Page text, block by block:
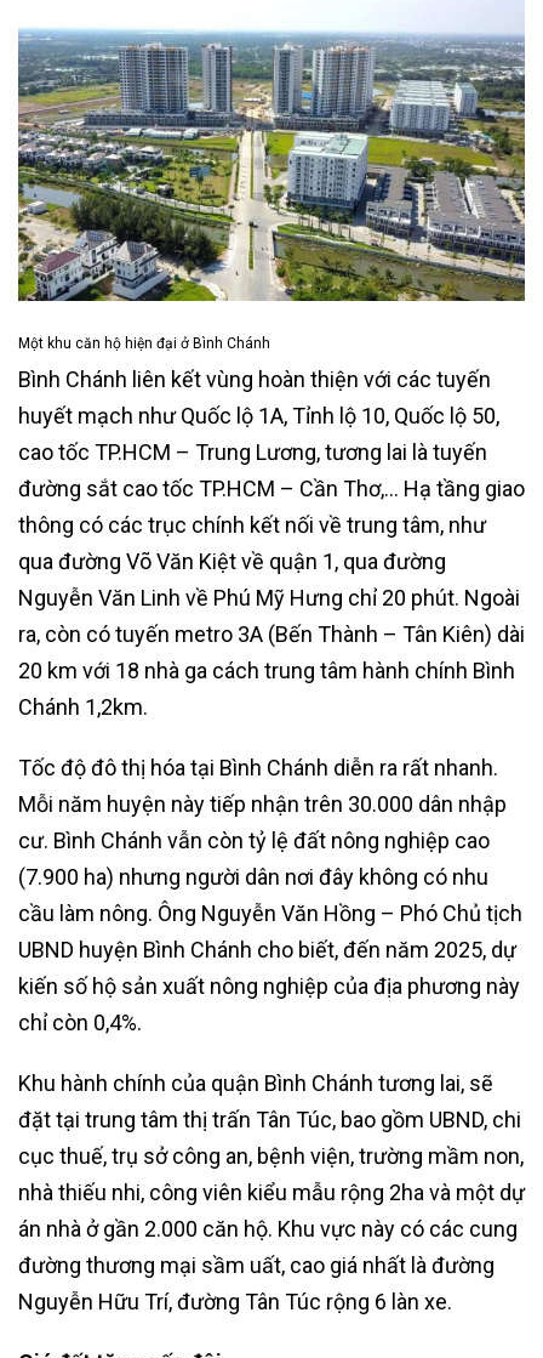
Một khu căn hộ hiện đại ở Bình Chánh
Bình Chánh liên kết vùng hoàn thiện với các tuyến
huyết mạch như Quốc lộ 1A, Tỉnh lộ 10, Quốc lộ 50,
cao tốc TP.HCM – Trung Lương, tương lai là tuyến
đường sắt cao tốc TP.HCM – Cần Thơ,… Hạ tầng giao
thông có các trục chính kết nối về trung tâm, như
qua đường Võ Văn Kiệt về quận 1, qua đường
Nguyễn Văn Linh về Phú Mỹ Hưng chỉ 20 phút. Ngoài
ra, còn có tuyến metro 3A (Bến Thành – Tân Kiên) dài
20 km với 18 nhà ga cách trung tâm hành chính Bình
Chánh 1,2km.
Tốc độ đô thị hóa tại Bình Chánh diễn ra rất nhanh.
Mỗi năm huyện này tiếp nhận trên 30.000 dân nhập
cư. Bình Chánh vẫn còn tỷ lệ đất nông nghiệp cao
(7.900 ha) nhưng người dân nơi đây không có nhu
cầu làm nông. Ông Nguyễn Văn Hồng – Phó Chủ tịch
UBND huyện Bình Chánh cho biết, đến năm 2025, dự
kiến số hộ sản xuất nông nghiệp của địa phương này
chỉ còn 0,4%.
Khu hành chính của quận Bình Chánh tương lai, sẽ
đặt tại trung tâm thị trấn Tân Túc, bao gồm UBND, chi
cục thuế, trụ sở công an, bệnh viện, trường mầm non,
nhà thiếu nhi, công viên kiểu mẫu rộng 2ha và một dự
án nhà ở gần 2.000 căn hộ. Khu vực này có các cung
đường thương mại sầm uất, cao giá nhất là đường
Nguyễn Hữu Trí, đường Tân Túc rộng 6 làn xe.